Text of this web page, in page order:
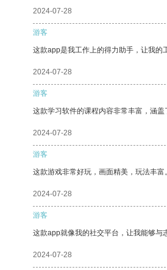
2024-07-28
游客
这款app是我工作上的得力助手，让我的
2024-07-28
游客
这款学习软件的课程内容非常丰富，涵
2024-07-28
游客
这款游戏非常好玩，画面精美，玩法丰富
2024-07-28
游客
这款app就像我的社交平台，让我能够与
2024-07-28